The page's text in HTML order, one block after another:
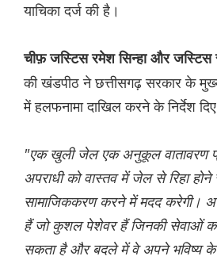
याचिका दर्ज की है।
चीफ़ जस्टिस रमेश सिन्हा और जस्टिस
की खंडपीठ ने छत्तीसगढ़ सरकार के
में हलफनामा दाखिल करने के निर्देश
"एक खुली जेल एक अनुकूल वातावरण
अपराधी को वास्तव में जेल से रिहा
सामाजिककरण करने में मदद करेगी।
हैं जो कुशल पेशेवर हैं जिनकी सेवाओं का
सकता है और बदले में वे अपने भविष्य